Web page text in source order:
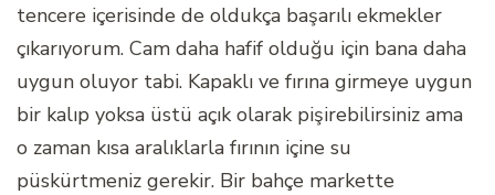
tencere içerisinde de oldukça başarılı ekmekler
çıkarıyorum. Cam daha hafif olduğu için bana daha
uygun oluyor tabi. Kapaklı ve fırına girmeye uygun
bir kalıp yoksa üstü açık olarak pişirebilirsiniz ama
o zaman kısa aralıklarla fırının içine su
püskürtmeniz gerekir. Bir bahçe markette